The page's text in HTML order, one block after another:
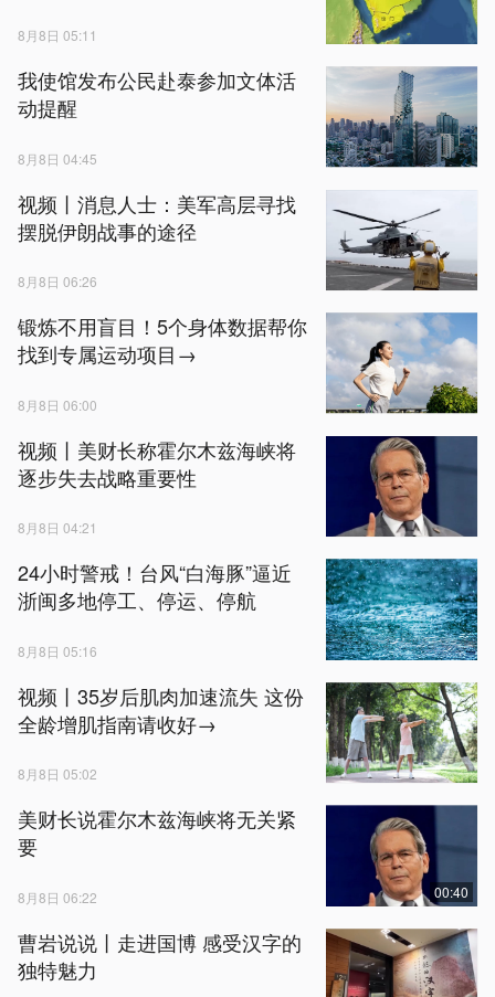
8月8日 05:11
我使馆发布公民赴泰参加文体活
动提醒
8月8日 04:45
视频丨消息人士：美军高层寻找
摆脱伊朗战事的途径
8月8日 06:26
锻炼不用盲目！5个身体数据帮你
找到专属运动项目→
8月8日 06:00
视频丨美财长称霍尔木兹海峡将
逐步失去战略重要性
8月8日 04:21
24小时警戒！台风“白海豚”逼近
浙闽多地停工、停运、停航
8月8日 05:16
视频丨35岁后肌肉加速流失 这份
全龄增肌指南请收好→
8月8日 05:02
美财长说霍尔木兹海峡将无关紧
要
8月8日 06:22 00:40
曹岩说说丨走进国博 感受汉字的
独特魅力